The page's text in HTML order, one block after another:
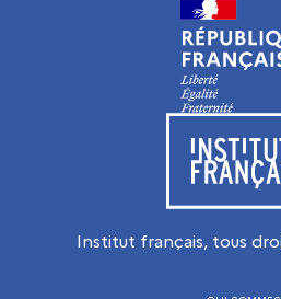
Visiter le site de
Institut français, tous